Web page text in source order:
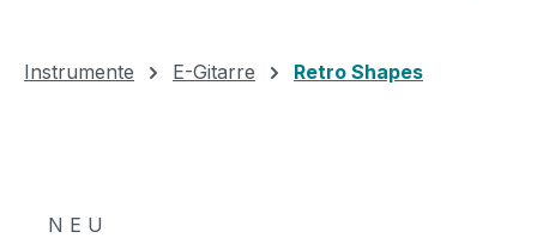
Instrumente E-Gitarre Retro Shapes
N E U